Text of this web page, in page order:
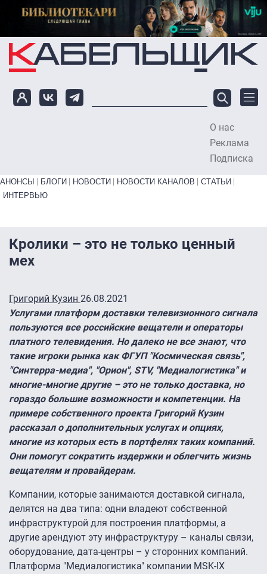
Перейти к основному содержанию
О нас
Реклама
Подписка
Primary links bottom
АНОНСЫ БЛОГИ НОВОСТИ НОВОСТИ КАНАЛОВ
СТАТЬИ
ИНТЕРВЬЮ
Кролики – это не только ценный
мех
Григорий Кузин 26.08.2021
Услугами платформ доставки телевизионного сигнала
пользуются все российские вещатели и операторы
платного телевидения. Но далеко не все знают, что
такие игроки рынка как ФГУП "Космическая связь",
"Синтерра-медиа", "Орион", STV, "Медиалогистика" и
многие-многие другие – это не только доставка, но
гораздо большие возможности и компетенции. На
примере собственного проекта Григорий Кузин
рассказал о дополнительных услугах и опциях,
многие из которых есть в портфелях таких компаний.
Они помогут сократить издержки и облегчить жизнь
вещателям и провайдерам.
Компании, которые занимаются доставкой сигнала,
делятся на два типа: одни владеют собственной
инфраструктурой для построения платформы, а
другие арендуют эту инфраструктуру – каналы связи,
оборудование, дата-центры – у сторонних компаний.
Платформа "Медиалогистика" компании MSK-IX